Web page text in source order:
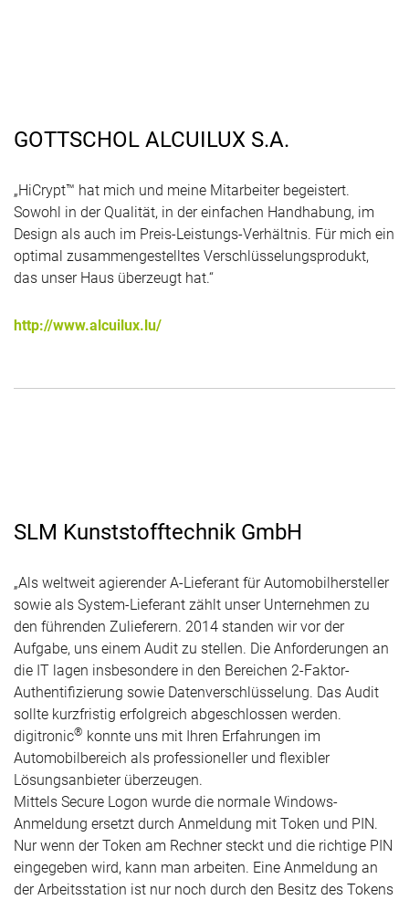
GOTTSCHOL ALCUILUX S.A.
„HiCrypt™ hat mich und meine Mitarbeiter begeistert.
Sowohl in der Qualität, in der einfachen Handhabung, im
Design als auch im Preis-Leistungs-Verhältnis. Für mich ein
optimal zusammengestelltes Verschlüsselungsprodukt,
das unser Haus überzeugt hat.“
http://www.alcuilux.lu/
SLM Kunststofftechnik GmbH
„Als weltweit agierender A-Lieferant für Automobilhersteller
sowie als System-Lieferant zählt unser Unternehmen zu
den führenden Zulieferern. 2014 standen wir vor der
Aufgabe, uns einem Audit zu stellen. Die Anforderungen an
die IT lagen insbesondere in den Bereichen 2-Faktor-
Authentifizierung sowie Datenverschlüsselung. Das Audit
sollte kurzfristig erfolgreich abgeschlossen werden.
digitronic® konnte uns mit Ihren Erfahrungen im
Automobilbereich als professioneller und flexibler
Lösungsanbieter überzeugen.
Mittels Secure Logon wurde die normale Windows-
Anmeldung ersetzt durch Anmeldung mit Token und PIN.
Nur wenn der Token am Rechner steckt und die richtige PIN
eingegeben wird, kann man arbeiten. Eine Anmeldung an
der Arbeitsstation ist nur noch durch den Besitz des Tokens